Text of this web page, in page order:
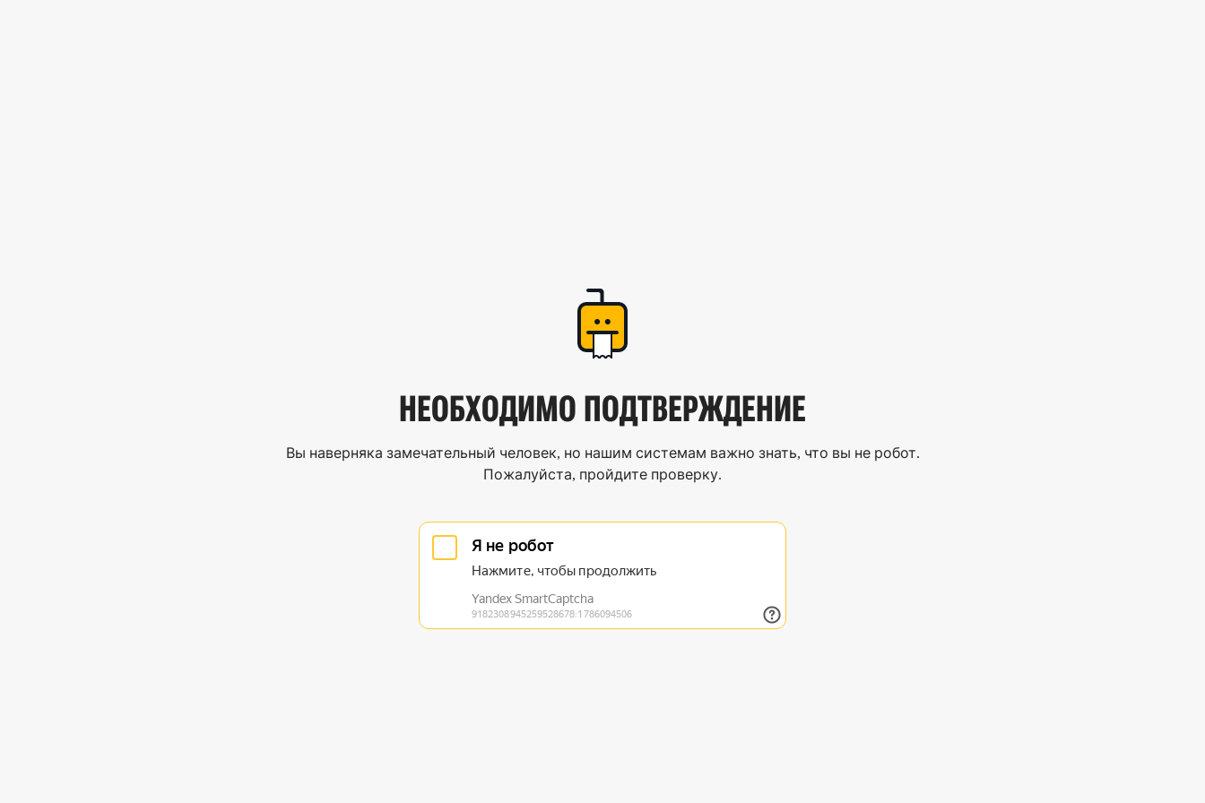
НЕОБХОДИМО ПОДТВЕРЖДЕНИЕ
Вы наверняка замечательный человек, но нашим системам важно знать, что вы не робот.
Пожалуйста, пройдите проверку.